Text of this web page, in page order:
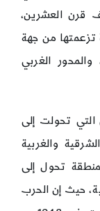
العشرين،
من جهة
الغربي
تحولت إلى
والغربية
تحول إلى
حيث إن الحرب